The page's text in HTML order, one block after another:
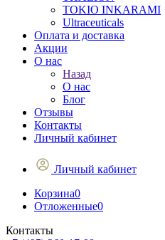
TOKIO INKARAMI
Ultraceuticals
Оплата и доставка
Акции
О нас
Назад
О нас
Блог
Отзывы
Контакты
Личный кабинет
Личный кабинет
Корзина0
Отложенные0
Контакты